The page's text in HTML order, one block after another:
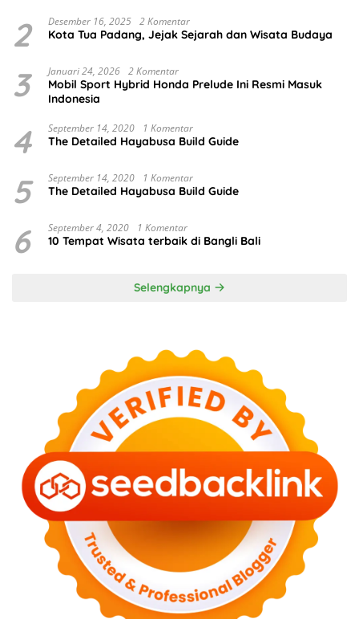
2 Desember 16, 2025 2 Komentar
Kota Tua Padang, Jejak Sejarah dan Wisata Budaya
3 Januari 24, 2026 2 Komentar
Mobil Sport Hybrid Honda Prelude Ini Resmi Masuk
Indonesia
4 September 14, 2020 1 Komentar
The Detailed Hayabusa Build Guide
5 September 14, 2020 1 Komentar
The Detailed Hayabusa Build Guide
6 September 4, 2020 1 Komentar
10 Tempat Wisata terbaik di Bangli Bali
Selengkapnya